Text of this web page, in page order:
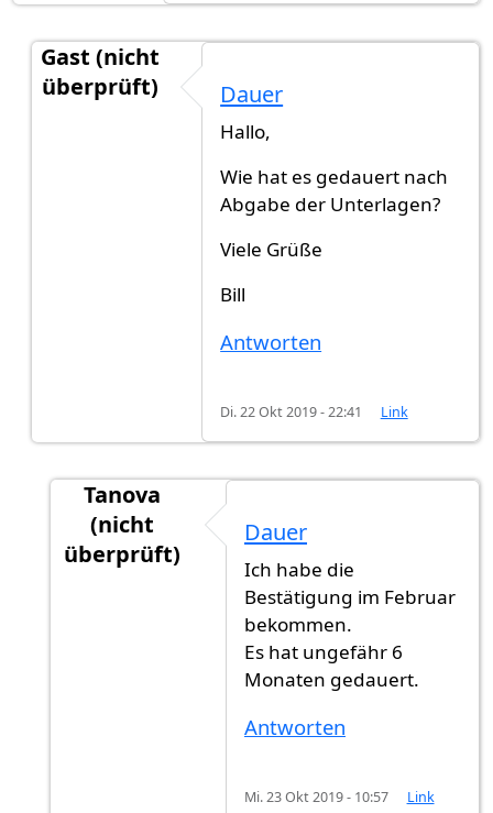
Gast (nicht
überprüft)
Stuttgart Einbürgerung
Dauer
Hallo,
Wie hat es gedauert nach
Abgabe der Unterlagen?
Viele Grüße
Bill
Antworten
Di. 22 Okt 2019 - 22:41 Link
Tanova
(nicht
überprüft)
vonGast (nicht überprüft)
Dauer
Ich habe die
Bestätigung im Februar
bekommen.
Es hat ungefähr 6
Monaten gedauert.
Antworten
Mi. 23 Okt 2019 - 10:57 Link